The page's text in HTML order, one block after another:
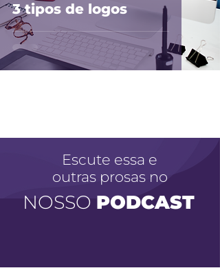
3 tipos de logos
NOSSO PODCAST
Escute essa e
outras prosas no